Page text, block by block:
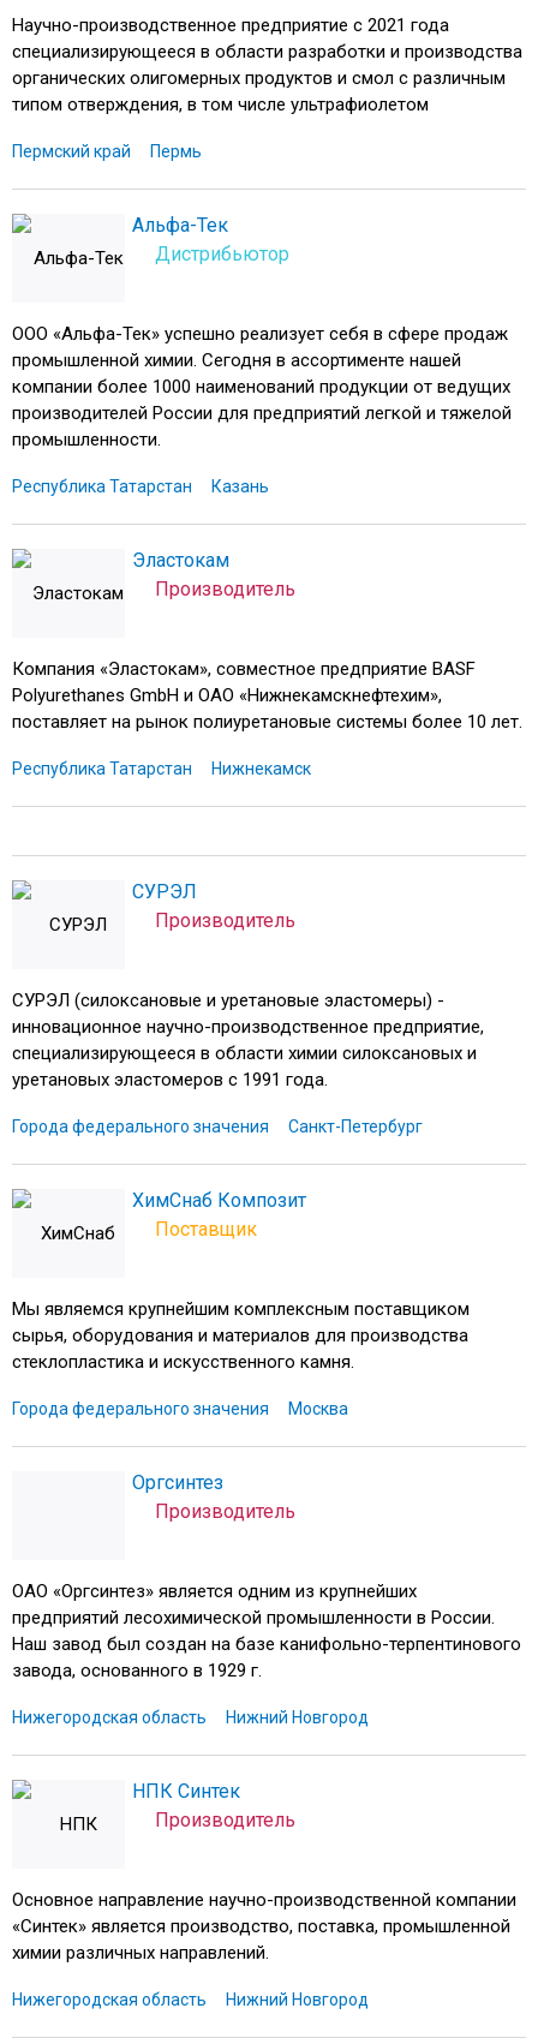
Научно-производственное предприятие с 2021 года
специализирующееся в области разработки и производства
органических олигомерных продуктов и смол с различным
типом отверждения, в том числе ультрафиолетом
Пермский край Пермь
Альфа-Тек
Дистрибьютор
ООО «Альфа-Тек» успешно реализует себя в сфере продаж
промышленной химии. Сегодня в ассортименте нашей
компании более 1000 наименований продукции от ведущих
производителей России для предприятий легкой и тяжелой
промышленности.
Республика Татарстан Казань
Эластокам
Производитель
Компания «Эластокам», совместное предприятие BASF
Polyurethanes GmbH и ОАО «Нижнекамскнефтехим»,
поставляет на рынок полиуретановые системы более 10 лет.
Республика Татарстан Нижнекамск
СУРЭЛ
Производитель
СУРЭЛ (силоксановые и уретановые эластомеры) -
инновационное научно-производственное предприятие,
специализирующееся в области химии силоксановых и
уретановых эластомеров с 1991 года.
Города федерального значения Санкт-Петербург
ХимСнаб Композит
Поставщик
Мы являемся крупнейшим комплексным поставщиком
сырья, оборудования и материалов для производства
стеклопластика и искусственного камня.
Города федерального значения Москва
Оргсинтез
Производитель
ОАО «Оргсинтез» является одним из крупнейших
предприятий лесохимической промышленности в России.
Наш завод был создан на базе канифольно-терпентинового
завода, основанного в 1929 г.
Нижегородская область Нижний Новгород
НПК Синтек
Производитель
Основное направление научно-производственной компании
«Синтек» является производство, поставка, промышленной
химии различных направлений.
Нижегородская область Нижний Новгород